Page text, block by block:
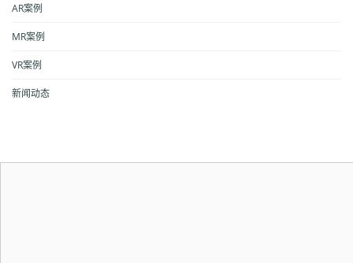
AR案例
MR案例
VR案例
新闻动态